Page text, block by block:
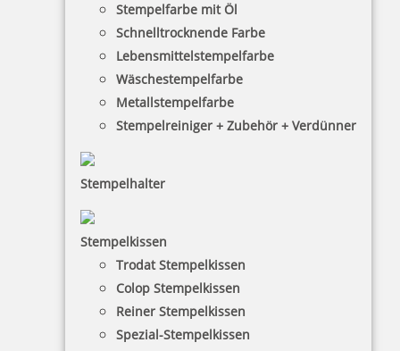
Stempelfarbe mit Öl
Schnelltrocknende Farbe
Lebensmittelstempelfarbe
Wäschestempelfarbe
Metallstempelfarbe
Stempelreiniger + Zubehör + Verdünner
Stempelhalter
Stempelkissen
Trodat Stempelkissen
Colop Stempelkissen
Reiner Stempelkissen
Spezial-Stempelkissen
HINWEISE
Versandinformationen
Zahlungsbedingungen